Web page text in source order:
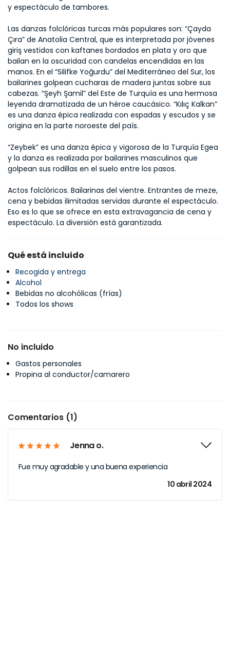
y espectáculo de tambores.
Las danzas folclóricas turcas más populares son: “Çayda
Çıra” de Anatolia Central, que es interpretada por jóvenes
giriş vestidos con kaftanes bordados en plata y oro que
bailan en la oscuridad con candelas encendidas en las
manos. En el “Silifke Yoğurdu” del Mediterráneo del Sur, los
bailarines golpean cucharas de madera juntas sobre sus
cabezas. “Şeyh Şamil” del Este de Turquía es una hermosa
leyenda dramatizada de un héroe caucásico. “Kılıç Kalkan”
es una danza épica realizada con espadas y escudos y se
origina en la parte noroeste del país.
“Zeybek” es una danza épica y vigorosa de la Turquía Egea
y la danza es realizada por bailarines masculinos que
golpean sus rodillas en el suelo entre los pasos.
Actos folclóricos. Bailarinas del vientre. Entrantes de meze,
cena y bebidas ilimitadas servidas durante el espectáculo.
Eso es lo que se ofrece en esta extravagancia de cena y
espectáculo. La diversión está garantizada.
Qué está incluido
Recogida y entrega
Alcohol
Bebidas no alcohólicas (frías)
Todos los shows
No incluido
Gastos personales
Propina al conductor/camarero
Comentarios (1)
Jenna o.
Fue muy agradable y una buena experiencia
10 abril 2024